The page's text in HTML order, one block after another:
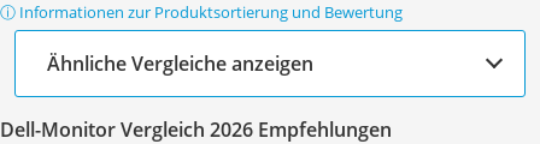
ⓘ Informationen zur Produktsortierung und Bewertung
Ähnliche Vergleiche anzeigen
Dell-Monitor Vergleich 2026 Empfehlungen